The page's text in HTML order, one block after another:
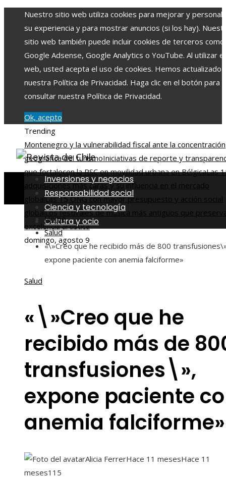
Nuestro sitio web utiliza cookies para mejorar y
su experiencia y para mostrar anuncios (si los hay).
sitio web también puede incluir cookies de terceros como
Google Adsense, Google Analytics o YouTube. Al utilizar
web, usted acepta el uso de cookies. Hemos actualizado
nuestra Política de Privacidad. Haga clic en el botón para
consultar nuestra Política de Privacidad.
Ok, acepto
Trending
Montenegro y la vulnerabilidad fiscal ante la concentración
geográfica del turismoIniciativas de reporte y
que fortalecen la RSC en movilidad urbana en BélgicaLas
adquisiciones más caras y su influencia en el mercado
globalLas 15 ONG con mayor presupuesto y acción social
globalLos festivales de música más antiguos que
excelencia artística
domingo, agosto 9
Inversiones y negocios
Responsabilidad social
Ciencia y tecnología
Cultura y ocio
Home
Salud
«\»Creo que he recibido más de 800
expone paciente con anemia falciforme»
Salud
«\»Creo que he
recibido más de
transfusiones\»,
expone paciente
anemia falciforme»
Alicia FerrerHace 11 mesesHace 11
meses115